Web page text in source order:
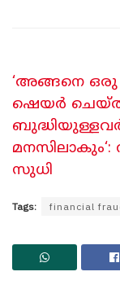
‘അങ്ങനെ ഒരു
ഷെയര്‍
സുധി
Tags: financial